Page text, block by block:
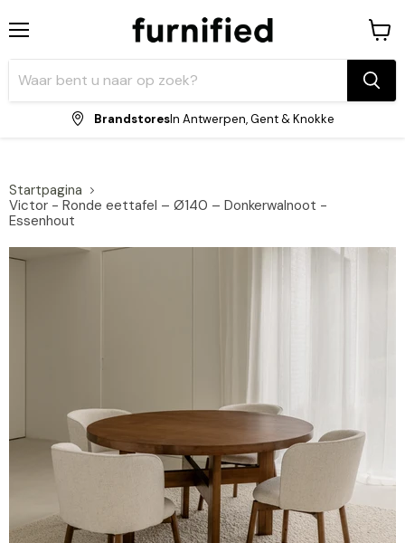
BrandstoresIn Antwerpen, Gent & Knokke
Startpagina
Victor - Ronde eettafel – Ø140 – Donkerwalnoot -
Essenhout